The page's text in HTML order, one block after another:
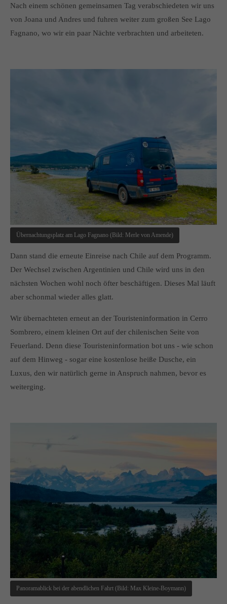
Nach einem schönen gemeinsamen Tag verabschiedeten wir uns
von Joana und Andres und fuhren weiter zum großen See Lago
Fagnano, wo wir ein paar Nächte verbrachten und arbeiteten.
Übernachtungsplatz am Lago Fagnano (Bild: Merle von Amende)
Dann stand die erneute Einreise nach Chile auf dem Programm.
Der Wechsel zwischen Argentinien und Chile wird uns in den
nächsten Wochen wohl noch öfter beschäftigen. Dieses Mal läuft
aber schonmal wieder alles glatt.
Wir übernachteten erneut an der Touristeninformation in Cerro
Sombrero, einem kleinen Ort auf der chilenischen Seite von
Feuerland. Denn diese Touristeninformation bot uns - wie schon
auf dem Hinweg - sogar eine kostenlose heiße Dusche, ein
Luxus, den wir natürlich gerne in Anspruch nahmen, bevor es
weiterging.
Panoramablick bei der abendlichen Fahrt (Bild: Max Kleine-Boymann)